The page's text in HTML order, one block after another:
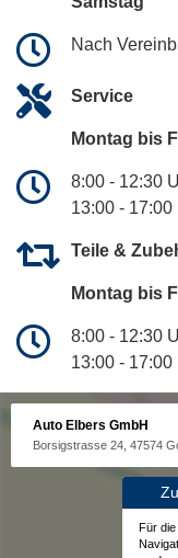
Nach
Service
Montag bis
8:00 - 12:30
13:00 - 17:00
Teile &
Montag bis
8:00 - 12:30
13:00 - 17:00
Auto Elbers GmbH
Borsigstrasse 24, 47574
Für